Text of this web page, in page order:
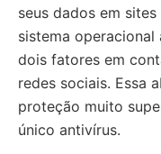
seus dados em
sistema
dois fatores em
redes sociais. Essa
proteção muito
único antivírus.